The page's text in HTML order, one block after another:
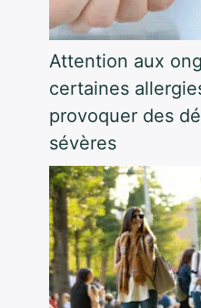
Attention aux
certaines
provoquer des
sévères